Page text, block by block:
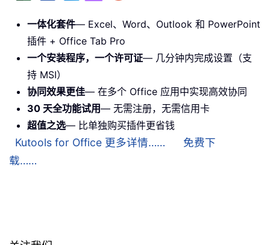
一体化套件— Excel、Word、Outlook 和 PowerPoint
插件 + Office Tab Pro
一个安装程序，一个许可证— 几分钟内完成设置（支
持 MSI）
协同效果更佳— 在多个 Office 应用中实现高效协同
30 天全功能试用— 无需注册，无需信用卡
超值之选— 比单独购买插件更省钱
Kutools for Office 更多详情……
免费下
载……